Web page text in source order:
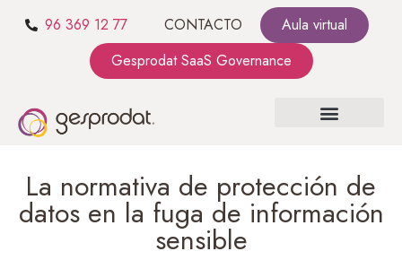
96 369 12 77 CONTACTO
Aula virtual
Gesprodat SaaS Governance
La normativa de protección de
datos en la fuga de información
sensible